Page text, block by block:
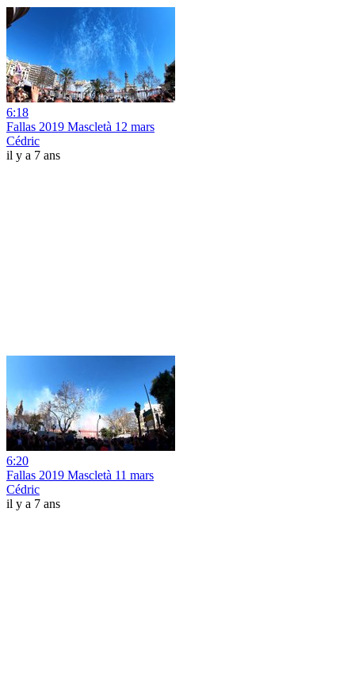
6:18
Fallas 2019 Mascletà 12 mars
Cédric
il y a 7 ans
6:20
Fallas 2019 Mascletà 11 mars
Cédric
il y a 7 ans